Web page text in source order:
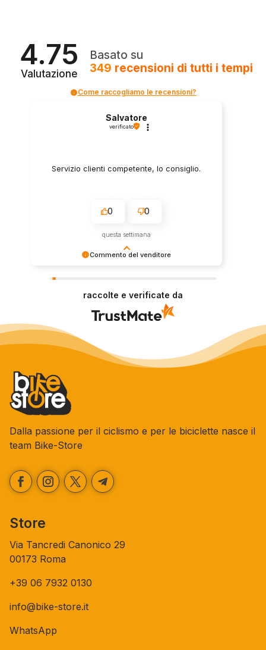
4.75
Valutazione
Basato su
349 recensioni di tutti i tempi
Come raccogliamo le recensioni?
Commento del venditore
fornire il servizio giusto a clienti così fantastici.
Salvatore
verificato
Servizio clienti competente, lo consiglio.
0 0
questa settimana
raccolte e verificate da
Dalla passione per il ciclismo e per le biciclette nasce il
team Bike-Store
Store
Via Tancredi Canonico 29
00173 Roma
+39 06 7932 0130
info@bike-store.it
WhatsApp